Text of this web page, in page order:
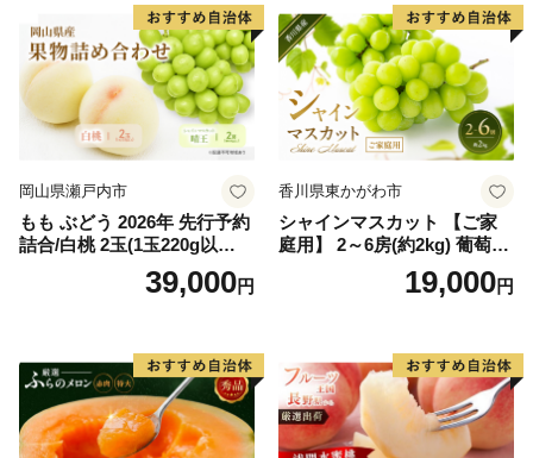
岡山県瀬戸内市
もも ぶどう 2026年 先行予約
詰合/白桃 2玉(1玉220g以
上)・シャインマスカット 晴
39,000円
香川県東かがわ市
シャインマスカット 【ご家
庭用】 2～6房(約2kg) 葡萄 ぶ
どう ブドウ フルーツ 果物 く
だもの 果実 旬の果物 旬のフ
19,000円